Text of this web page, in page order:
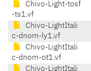
Chivo-Light-tosf
-ts1.vf
Chivo-LightItali
c-dnom-ly1.vf
Chivo-LightItali
c-dnom-ot1.vf
Chivo-LightItali